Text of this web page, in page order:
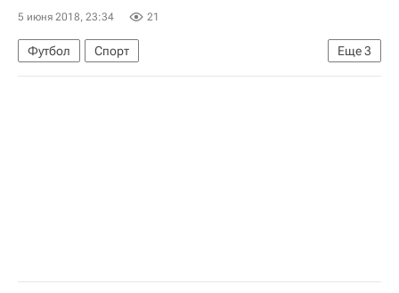
5 июня 2018, 23:34 21
Еще3
Футбол
Спорт
Чемпионат мира по футболу 2018
Израиль